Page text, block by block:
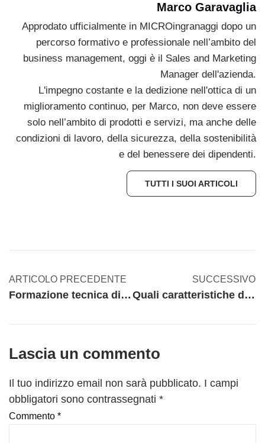
Marco Garavaglia
Approdato ufficialmente in MICROingranaggi dopo un
percorso formativo e professionale nell’ambito del
business management, oggi è il Sales and Marketing
Manager dell'azienda.
L'impegno costante e la dedizione nell'ottica di un
miglioramento continuo, per Marco, non deve essere
solo nell’ambito di prodotti e servizi, ma anche delle
condizioni di lavoro, della sicurezza, della sostenibilità
e del benessere dei dipendenti.
TUTTI I SUOI ARTICOLI
ARTICOLO PRECEDENTE
Formazione tecnica di oggi e di ieri. Quali differenze?
SUCCESSIVO
Quali caratteristiche deve avere un buon commerciale tecnico?
Lascia un commento
Il tuo indirizzo email non sarà pubblicato. I campi
obbligatori sono contrassegnati *
Commento *